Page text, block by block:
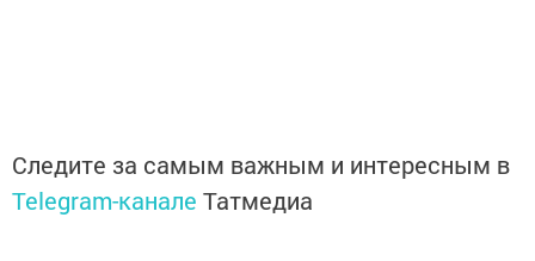
Следите за самым важным и интересным в
Telegram-канале Татмедиа